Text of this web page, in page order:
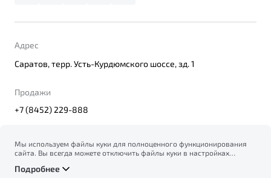
Адрес
Саратов, терр. Усть-Курдюмского шоссе, зд. 1
Продажи
+7 (8452) 229-888
© 2026
Политика конфиденциальности персональных данных
Мы используем файлы куки для полноценного функционирования
сайта. Вы всегда можете отключить файлы куки в настройках
на сбор и использование файлов куки, и подтверждаете
Подробнее